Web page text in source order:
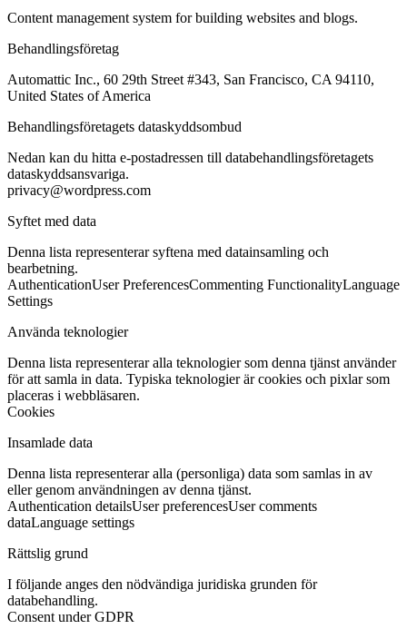
Content management system for building websites and blogs.
Behandlingsföretag
Automattic Inc., 60 29th Street #343, San Francisco, CA 94110,
United States of America
Behandlingsföretagets dataskyddsombud
Nedan kan du hitta e-postadressen till databehandlingsföretagets
dataskyddsansvariga.
privacy@wordpress.com
Syftet med data
Denna lista representerar syftena med datainsamling och
bearbetning.
AuthenticationUser PreferencesCommenting FunctionalityLanguage
Settings
Använda teknologier
Denna lista representerar alla teknologier som denna tjänst använder
för att samla in data. Typiska teknologier är cookies och pixlar som
placeras i webbläsaren.
Cookies
Insamlade data
Denna lista representerar alla (personliga) data som samlas in av
eller genom användningen av denna tjänst.
Authentication detailsUser preferencesUser comments
dataLanguage settings
Rättslig grund
I följande anges den nödvändiga juridiska grunden för
databehandling.
Consent under GDPR